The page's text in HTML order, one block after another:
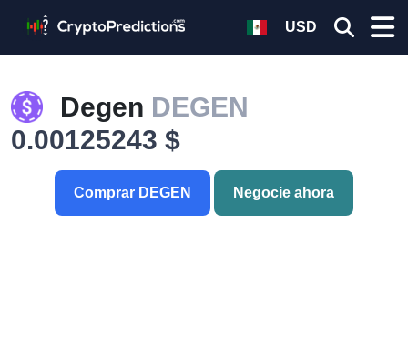
USD
Degen DEGEN
0.00125243 $
Comprar DEGEN Negocie ahora